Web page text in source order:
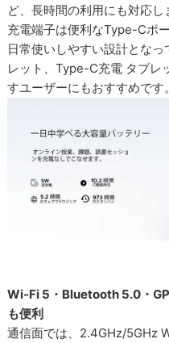
ど、長時間の利用にも対応し
充電端子は便利なType-Cポ
日常使いしやすい設計とな
レット、Type-C充電 タブレ
すユーザーにもおすすめです。
Wi-Fi 5・Bluetooth 5.0・
も便利
通信面では、2.4GHz/5GHz